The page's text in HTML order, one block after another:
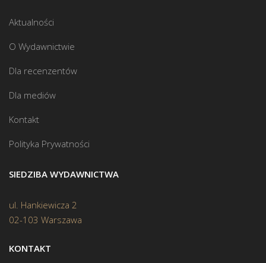
Aktualności
O Wydawnictwie
Dla recenzentów
Dla mediów
Kontakt
Polityka Prywatności
SIEDZIBA WYDAWNICTWA
ul. Hankiewicza 2
02-103 Warszawa
KONTAKT